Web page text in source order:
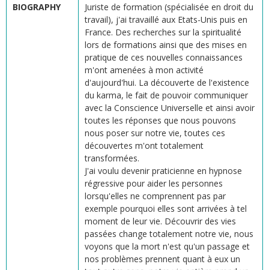
BIOGRAPHY
Juriste de formation (spécialisée en droit du
travail), j'ai travaillé aux Etats-Unis puis en
France. Des recherches sur la spiritualité
lors de formations ainsi que des mises en
pratique de ces nouvelles connaissances
m'ont amenées à mon activité
d'aujourd'hui. La découverte de l'existence
du karma, le fait de pouvoir communiquer
avec la Conscience Universelle et ainsi avoir
toutes les réponses que nous pouvons
nous poser sur notre vie, toutes ces
découvertes m'ont totalement
transformées.
J'ai voulu devenir praticienne en hypnose
régressive pour aider les personnes
lorsqu'elles ne comprennent pas par
exemple pourquoi elles sont arrivées à tel
moment de leur vie. Découvrir des vies
passées change totalement notre vie, nous
voyons que la mort n'est qu'un passage et
nos problèmes prennent quant à eux un